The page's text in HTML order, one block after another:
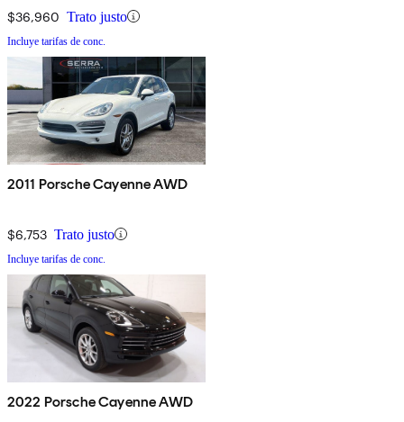
$36,960 Trato justo
Incluye tarifas de conc.
2011 Porsche Cayenne AWD
$6,753 Trato justo
Incluye tarifas de conc.
2022 Porsche Cayenne AWD